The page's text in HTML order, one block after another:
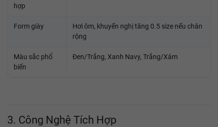
hợp
Form giày
Hơi ôm, khuyến nghị tăng 0.5 size nếu chân
rộng
Màu sắc phổ
biến
Đen/Trắng, Xanh Navy, Trắng/Xám
3. Công Nghệ Tích Hợp